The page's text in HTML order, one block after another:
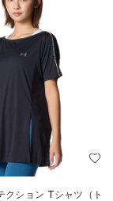
クション Tシャツ（ト